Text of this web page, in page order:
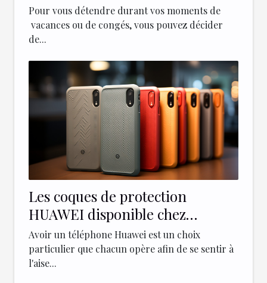
Pour vous détendre durant vos moments de
vacances ou de congés, vous pouvez décider
de...
Les coques de protection
HUAWEI disponible chez
Paprikase
Avoir un téléphone Huawei est un choix
particulier que chacun opère afin de se sentir à
l'aise...